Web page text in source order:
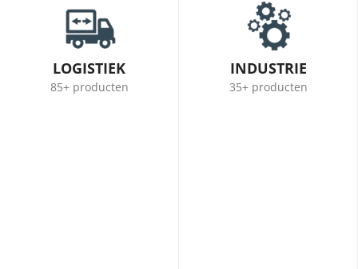
LOGISTIEK
85+ producten
INDUSTRIE
35+ producten